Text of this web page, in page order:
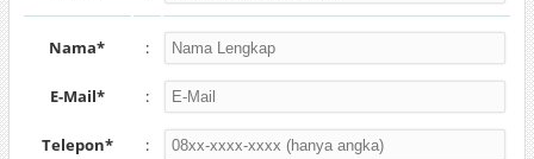
Nama* :
E-Mail* :
Telepon* :